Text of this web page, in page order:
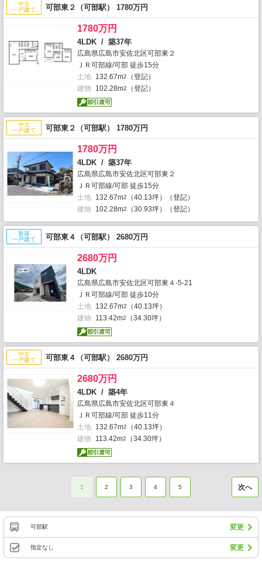
中古
一戸建て
可部東２（可部駅） 1780万円
1780万円
4LDK / 築37年
広島県広島市安佐北区可部東２
ＪＲ可部線/可部 徒歩15分
土地 132.67m2
（登記）
建物
102.28m2 （登記）
中古
一戸建て
可部東２（可部駅） 1780万円
1780万円
4LDK / 築37年
広島県広島市安佐北区可部東２
ＪＲ可部線/可部 徒歩15分
土地 132.67m2
（40.13坪）（登記）
建物
102.28m2 （30.93坪）（登記）
新築
一戸建て
可部東４（可部駅） 2680万円
2680万円
4LDK
広島県広島市安佐北区可部東４-5-21
ＪＲ可部線/可部 徒歩10分
土地 132.67m2
（40.13坪）
建物
113.42m2 （34.30坪）
中古
一戸建て
可部東４（可部駅） 2680万円
2680万円
4LDK / 築4年
広島県広島市安佐北区可部東４
ＪＲ可部線/可部 徒歩11分
土地 132.67m2
（40.13坪）
建物
113.42m2 （34.30坪）
1 2 3 4 5 次へ
可部駅 変更
指定なし 変更